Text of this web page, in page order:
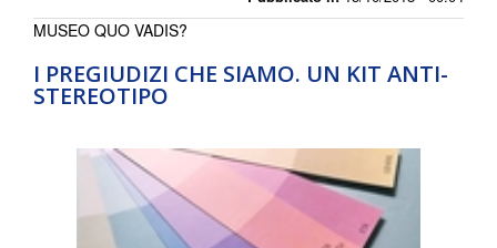
I PREGIUDIZI CHE SIAMO. UN KIT ANTI-
STEREOTIPO
MUSEO QUO VADIS?